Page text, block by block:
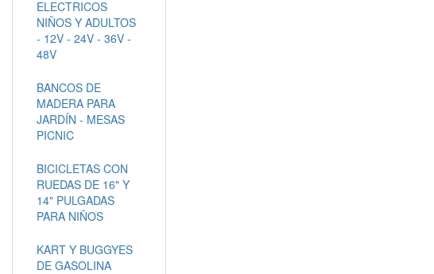
ELECTRICOS
NIÑOS Y ADULTOS
- 12V - 24V - 36V -
48V
BANCOS DE
MADERA PARA
JARDÍN - MESAS
PICNIC
BICICLETAS CON
RUEDAS DE 16" Y
14" PULGADAS
PARA NIÑOS
KART Y BUGGYES
DE GASOLINA